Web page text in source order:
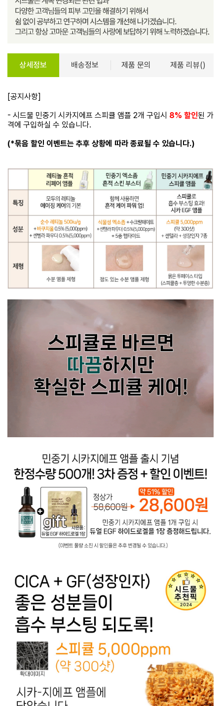
상세정보 배송정보 제품 문의 제품 리뷰()
[공지사항]
- 시드물 민중기 시카지에프 스피큘 앰플 2개 구입시 8% 할인된 가
격에 구입하실 수 있습니다.
(*묶음 할인 이벤트는 추후 상황에 따라 종료될 수 있습니다.)